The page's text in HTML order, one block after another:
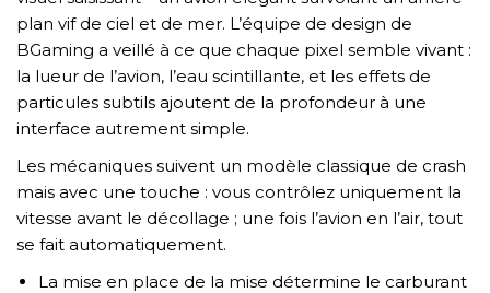
Nghề nghiệp...
Thành phố...
plan vif de ciel et de mer. L’équipe de design de
BGaming a veillé à ce que chaque pixel semble vivant :
la lueur de l’avion, l’eau scintillante, et les effets de
particules subtils ajoutent de la profondeur à une
interface autrement simple.
Les mécaniques suivent un modèle classique de crash
mais avec une touche : vous contrôlez uniquement la
vitesse avant le décollage ; une fois l’avion en l’air, tout
se fait automatiquement.
La mise en place de la mise détermine le carburant